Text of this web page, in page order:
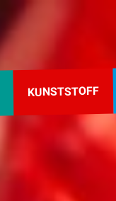
KUNSTSTOFF